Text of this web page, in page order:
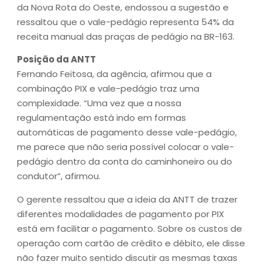
da Nova Rota do Oeste, endossou a sugestão e
ressaltou que o vale-pedágio representa 54% da
receita manual das praças de pedágio na BR-163.
Posição da ANTT
Fernando Feitosa, da agência, afirmou que a
combinação PIX e vale-pedágio traz uma
complexidade. “Uma vez que a nossa
regulamentação está indo em formas
automáticas de pagamento desse vale-pedágio,
me parece que não seria possível colocar o vale-
pedágio dentro da conta do caminhoneiro ou do
condutor”, afirmou.
O gerente ressaltou que a ideia da ANTT de trazer
diferentes modalidades de pagamento por PIX
está em facilitar o pagamento. Sobre os custos de
operação com cartão de crédito e débito, ele disse
não fazer muito sentido discutir as mesmas taxas